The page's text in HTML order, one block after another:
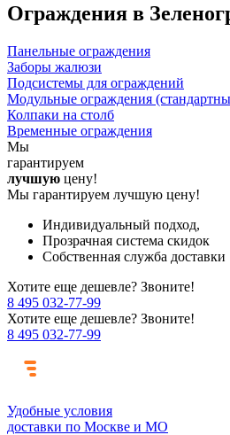
Ограждения в
Панельные ограждения
Заборы жалюзи
Подсистемы для ограждений
Модульные ограждения
Колпаки на столб
Временные ограждения
Мы
гарантируем
лучшую цену!
Мы гарантируем лучшую цену!
Индивидуальный подход,
Прозрачная система скидок
Собственная служба доставки
Хотите еще дешевле? Звоните!
8 495 032-77-99
Хотите еще дешевле? Звоните!
8 495 032-77-99
Удобные условия
доставки по Москве и МО